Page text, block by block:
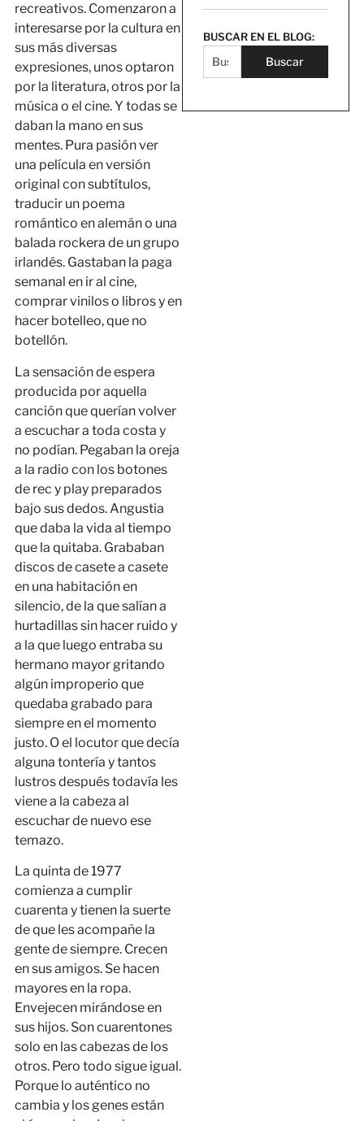
recreativos. Comenzaron a
interesarse por la cultura en
sus más diversas
expresiones, unos optaron
por la literatura, otros por la
música o el cine. Y todas se
daban la mano en sus
mentes. Pura pasión ver
una película en versión
original con subtítulos,
traducir un poema
romántico en alemán o una
balada rockera de un grupo
irlandés. Gastaban la paga
semanal en ir al cine,
comprar vinilos o libros y en
hacer botelleo, que no
botellón.
La sensación de espera
producida por aquella
canción que querían volver
a escuchar a toda costa y
no podían. Pegaban la oreja
a la radio con los botones
de rec y play preparados
bajo sus dedos. Angustia
que daba la vida al tiempo
que la quitaba. Grababan
discos de casete a casete
en una habitación en
silencio, de la que salían a
hurtadillas sin hacer ruido y
a la que luego entraba su
hermano mayor gritando
algún improperio que
quedaba grabado para
siempre en el momento
justo. O el locutor que decía
alguna tontería y tantos
lustros después todavía les
viene a la cabeza al
escuchar de nuevo ese
temazo.
La quinta de 1977
comienza a cumplir
cuarenta y tienen la suerte
de que les acompañe la
gente de siempre. Crecen
en sus amigos. Se hacen
mayores en la ropa.
Envejecen mirándose en
sus hijos. Son cuarentones
solo en las cabezas de los
otros. Pero todo sigue igual.
Porque lo auténtico no
cambia y los genes están
BUSCAR EN EL BLOG:
Buscar